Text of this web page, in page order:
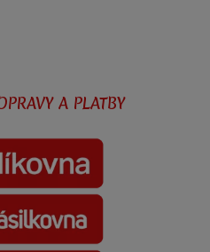
A PLATBY